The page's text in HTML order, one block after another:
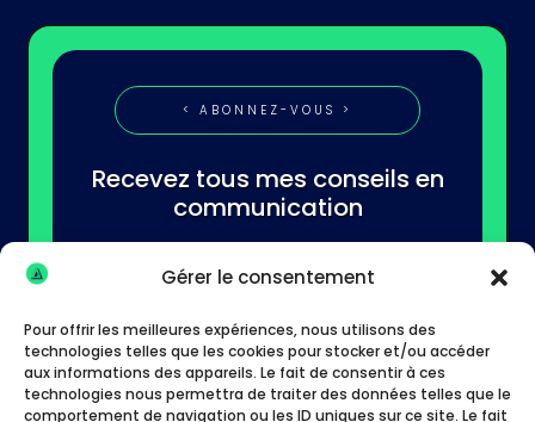
Gérer le consentement
Pour offrir les meilleures expériences, nous utilisons des
technologies telles que les cookies pour stocker et/ou accéder
aux informations des appareils. Le fait de consentir à ces
technologies nous permettra de traiter des données telles que le
comportement de navigation ou les ID uniques sur ce site. Le fait
< ABONNEZ-VOUS >
Recevez tous mes conseils en
communication
S'abonner